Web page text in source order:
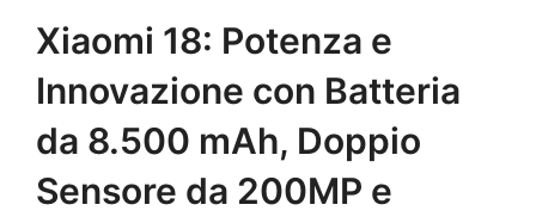
Xiaomi 18: Potenza e
Innovazione con Batteria
da 8.500 mAh, Doppio
Sensore da 200MP e